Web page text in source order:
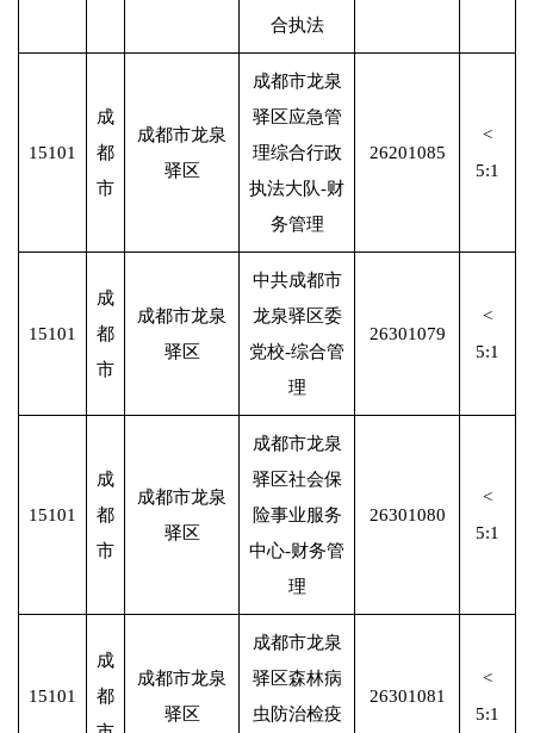
合执法
15101
成
都
市
成都市龙泉
驿区
成都市龙泉
驿区应急管
理综合行政
执法大队-财
务管理
26201085
<
5:1
15101
成
都
市
成都市龙泉
驿区
中共成都市
龙泉驿区委
党校-综合管
理
26301079
<
5:1
15101
成
都
市
成都市龙泉
驿区
成都市龙泉
驿区社会保
险事业服务
中心-财务管
理
26301080
<
5:1
15101
成
都
成都市龙泉
驿区
成都市龙泉
驿区森林病
虫防治检疫
26301081
<
5:1